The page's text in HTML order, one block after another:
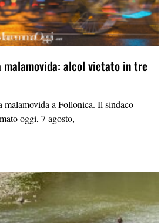
alcol vietato in tre
a Follonica. Il sindaco
oggi, 7 agosto,